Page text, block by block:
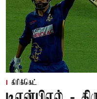
கிரிக்கெட்